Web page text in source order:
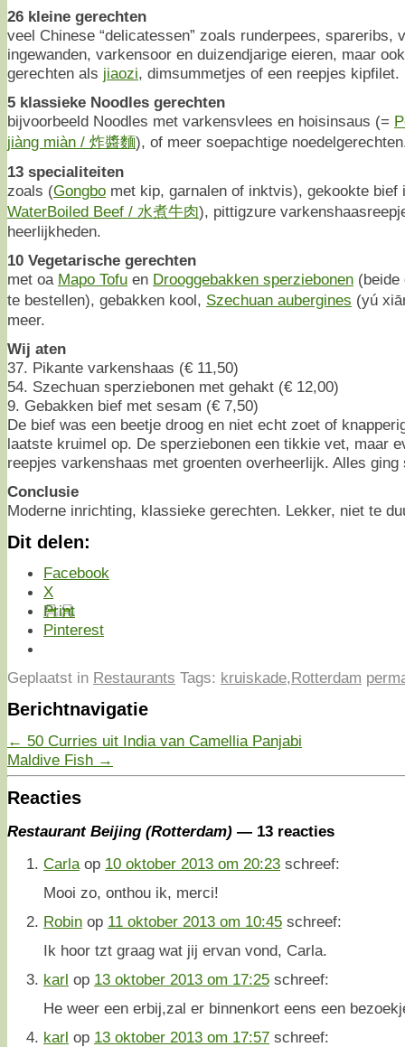
26 kleine gerechten
veel Chinese “delicatessen” zoals runderpees, spareribs,
ingewanden, varkensoor en duizendjarige eieren, maar
gerechten als jiaozi, dimsummetjes of een reepjes kipfilet.
5 klassieke Noodles gerechten
bijvoorbeeld Noodles met varkensvlees en hoisinsaus (=
jiàng miàn / 炸醬麵), of meer soepachtige
13 specialiteiten
zoals (Gongbo met kip, garnalen of inktvis), gekookte bief
WaterBoiled Beef / 水煮牛肉), pittigzure
heerlijkheden.
10 Vegetarische gerechten
met oa Mapo Tofu en Drooggebakken sperziebonen (beide
te bestellen), gebakken kool, Szechuan aubergines (yú
meer.
Wij aten
37. Pikante varkenshaas (€ 11,50)
54. Szechuan sperziebonen met gehakt (€ 12,00)
9. Gebakken bief met sesam (€ 7,50)
De bief was een beetje droog en niet echt zoet of
laatste kruimel op. De sperziebonen een tikkie vet, maar
reepjes varkenshaas met groenten overheerlijk. Alles ging
Conclusie
Moderne inrichting, klassieke gerechten. Lekker, niet te
Dit delen:
Facebook
X
Print
Pinterest
Geplaatst in Restaurants Tags: kruiskade,Rotterdam
Berichtnavigatie
← 50 Curries uit India van Camellia Panjabi
Maldive Fish →
Reacties
Restaurant Beijing (Rotterdam) — 13 reacties
Carla op 10 oktober 2013 om 20:23 schreef:
Mooi zo, onthou ik, merci!
Robin op 11 oktober 2013 om 10:45 schreef:
Ik hoor tzt graag wat jij ervan vond, Carla.
karl op 13 oktober 2013 om 17:25 schreef:
He weer een erbij,zal er binnenkort eens een
karl op 13 oktober 2013 om 17:57 schreef: